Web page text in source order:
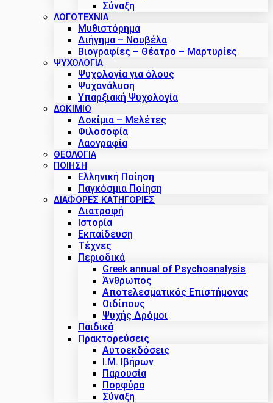
Σύναξη
ΛΟΓΟΤΕΧΝΙΑ
Μυθιστόρημα
Διήγημα – Νουβέλα
Βιογραφίες – Θέατρο – Μαρτυρίες
ΨΥΧΟΛΟΓΙΑ
Ψυχολογία για όλους
Ψυχανάλυση
Υπαρξιακή Ψυχολογία
ΔΟΚΊΜΙΟ
Δοκίμια – Μελέτες
Φιλοσοφία
Λαογραφία
ΘΕΟΛΟΓΙΑ
ΠΟΙΗΣΗ
Ελληνική Ποίηση
Παγκόσμια Ποίηση
ΔΙΑΦΟΡΕΣ ΚΑΤΗΓΟΡΙΕΣ
Διατροφή
Ιστορία
Εκπαίδευση
Τέχνες
Περιοδικά
Greek annual of Psychoanalysis
Άνθρωπος
Αποτελεσματικός Επιστήμονας
Οιδίπους
Ψυχής Δρόμοι
Παιδικά
Πρακτoρεύσεις
Αυτοεκδόσεις
Ι.Μ. Ιβήρων
Παρουσία
Πορφύρα
Σύναξη